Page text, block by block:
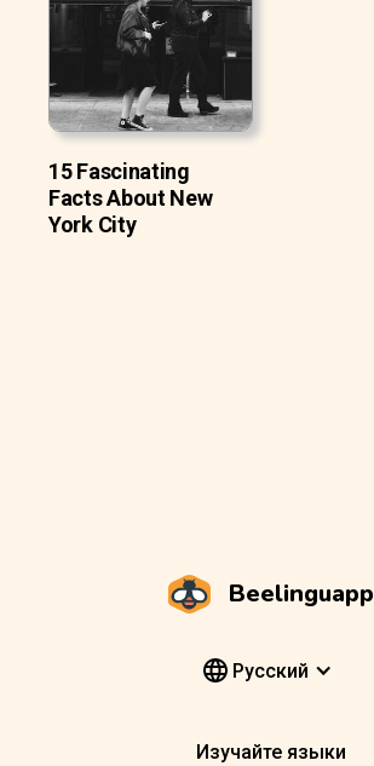
15 Fascinating
Facts About New
York City
Beelinguapp
Pусский
Изучайте языки